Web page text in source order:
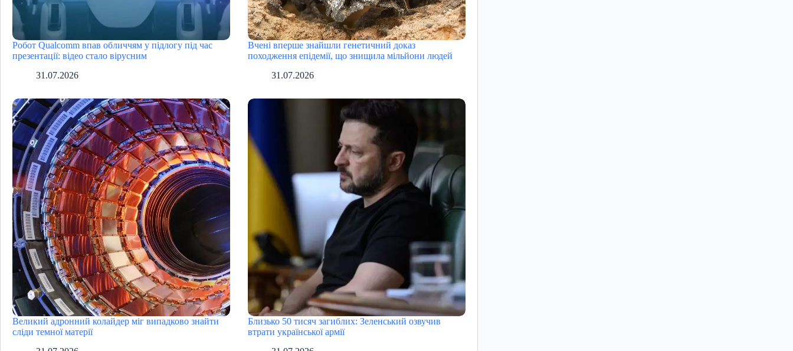
Робот Qualcomm впав обличчям у підлогу під час
презентації: відео стало вірусним
31.07.2026
Вчені вперше знайшли генетичний доказ
походження епідемії, що знищила мільйони людей
31.07.2026
Великий адронний колайдер міг випадково знайти
сліди темної матерії
Близько 50 тисяч загиблих: Зеленський озвучив
втрати української армії